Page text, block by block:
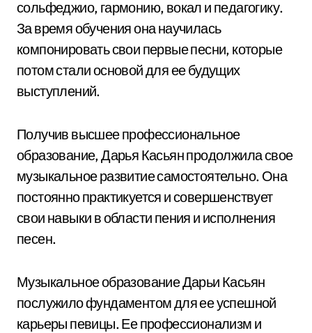
сольфеджио, гармонию, вокал и педагогику.
За время обучения она научилась
компонировать свои первые песни, которые
потом стали основой для ее будущих
выступлений.
Получив высшее профессиональное
образование, Дарья Касьян продолжила свое
музыкальное развитие самостоятельно. Она
постоянно практикуется и совершенствует
свои навыки в области пения и исполнения
песен.
Музыкальное образование Дарьи Касьян
послужило фундаментом для ее успешной
карьеры певицы. Ее профессионализм и